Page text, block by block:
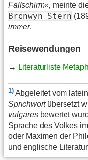
Fallschirm«, meinte
Bronwyn Stern
immer.
Reisewendungen
→ Literaturliste
1) Abgeleitet vom
Sprichwortübersetzt
vulgares bewertet
Sprache des Volkes
oder Maximen der
und englische